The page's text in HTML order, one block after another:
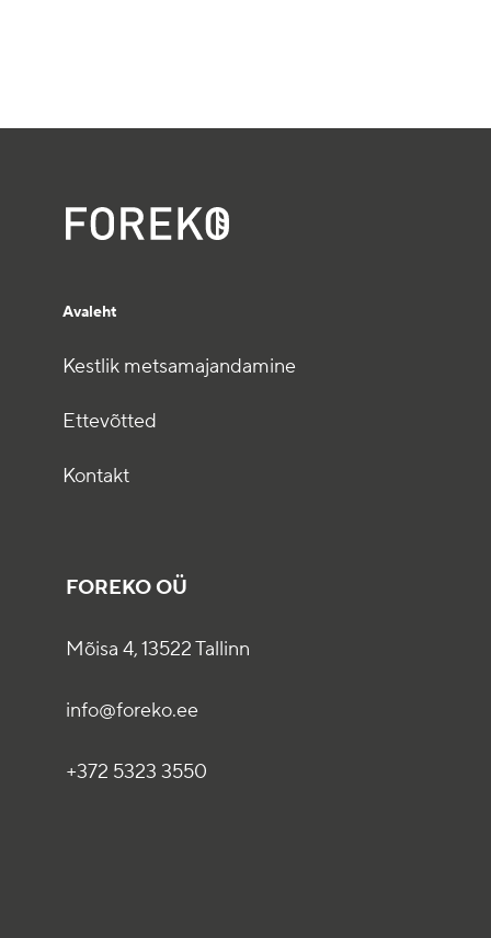
Avaleht
Kestlik metsamajandamine
Ettevõtted
Kontakt
FOREKO OÜ
Mõisa 4, 13522 Tallinn
info@foreko.ee
+372 5323 3550